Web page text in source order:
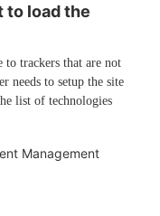
to load the
trackers that are not
needs to setup the site
list of technologies
Management